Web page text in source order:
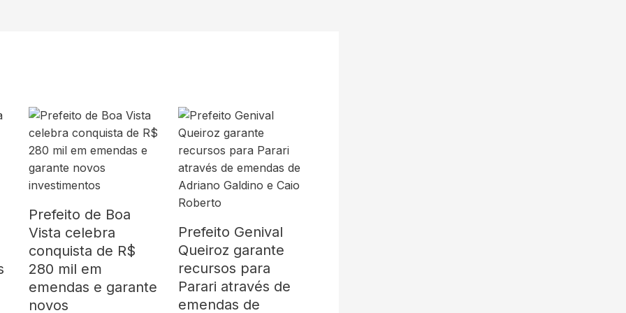
Prefeito de Boa
Vista celebra
conquista de R$
280 mil em
emendas e garante
novos
Prefeito Genival
Queiroz garante
recursos para
Parari através de
emendas de